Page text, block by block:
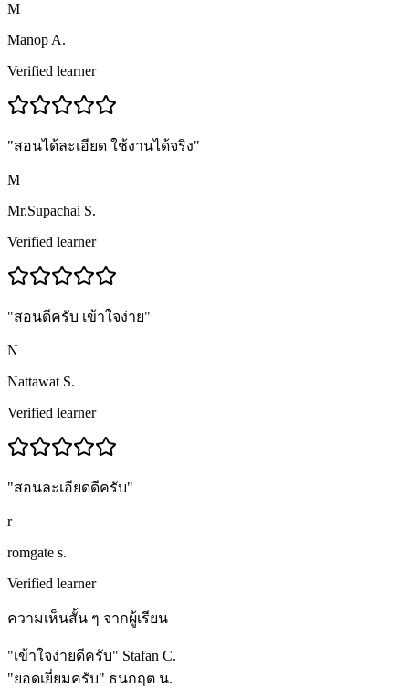
M
Manop A.
Verified learner
"สอนได้ละเอียด ใช้งานได้จริง"
M
Mr.Supachai S.
Verified learner
"สอนดีครับ เข้าใจง่าย"
N
Nattawat S.
Verified learner
"สอนละเอียดดีครับ"
r
romgate s.
Verified learner
ความเห็นสั้น ๆ จากผู้เรียน
"เข้าใจง่ายดีครับ" Stafan C.
"ยอดเยี่ยมครับ" ธนกฤต น.